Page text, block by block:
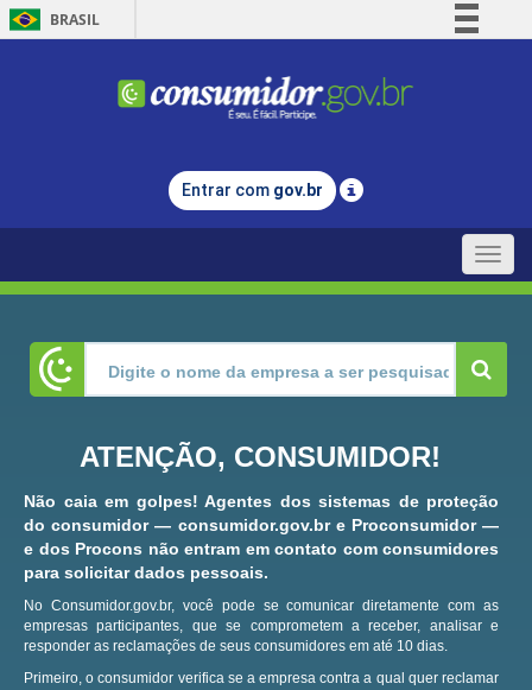
BRASIL
Comunica BR
Legislação
Entrar com gov.br
Toggle
ATENÇÃO, CONSUMIDOR!
Não caia em golpes! Agentes dos sistemas de proteção
do consumidor — consumidor.gov.br e Proconsumidor —
e dos Procons não entram em contato com consumidores
para solicitar dados pessoais.
No Consumidor.gov.br, você pode se comunicar diretamente com as
empresas participantes, que se comprometem a receber, analisar e
responder as reclamações de seus consumidores em até 10 dias.
Primeiro, o consumidor verifica se a empresa contra a qual quer reclamar